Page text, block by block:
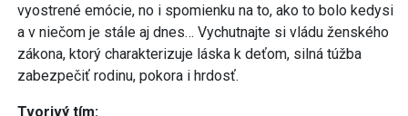
vyostrené emócie, no i spomienku na to, ako to bolo kedysi
a v niečom je stále aj dnes… Vychutnajte si vládu ženského
zákona, ktorý charakterizuje láska k deťom, silná túžba
zabezpečiť rodinu, pokora i hrdosť.
Tvorivý tím: